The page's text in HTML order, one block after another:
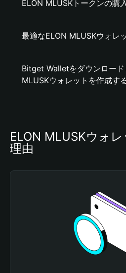
ELON MLUSKトークンの購
最適なELON MLUSKウォレ
Bitget Walletをダウンロード
MLUSKウォレットを作成す
ELON MLUSKウォ
理由